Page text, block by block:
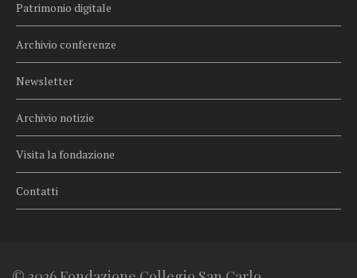
Patrimonio digitale
Archivio conferenze
Newsletter
Archivio notizie
Visita la fondazione
Contatti